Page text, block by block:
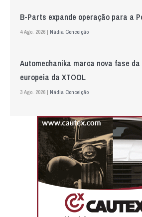
B-Parts expande operação para a
4 Ago. 2026 | Nádia Conceição
Automechanika marca nova fase
europeia da XTOOL
3 Ago. 2026 | Nádia Conceição